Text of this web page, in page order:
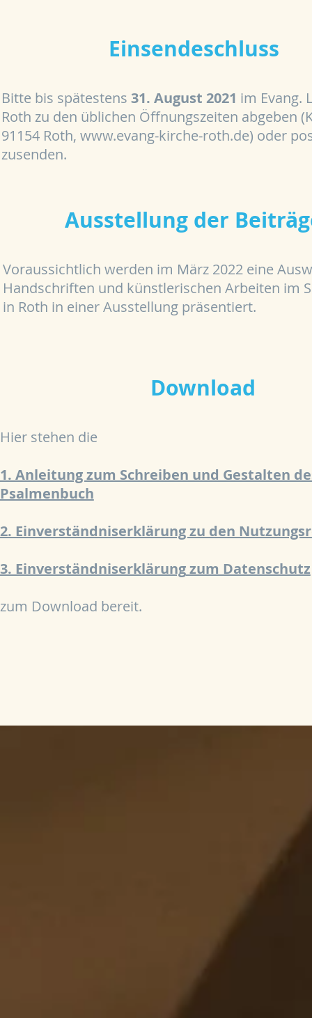
Einsendeschluss
Bitte bis spätestens 31. August 2021 im Evang.
Roth zu den üblichen Öffnungszeiten abgeben
91154 Roth, www.evang-kirche-roth.de) oder
zusenden.
Ausstellung der
Voraussichtlich werden im März 2022 eine
Handschriften und künstlerischen Arbeiten im
in Roth in einer Ausstellung präsentiert.
Download
Hier stehen die
1. Anleitung zum Schreiben und Gestalten
Psalmenbuch
2. Einverständniserklärung zu den
3. Einverständniserklärungzum Datenschutz
zum Download bereit.